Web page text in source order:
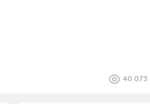
40 073